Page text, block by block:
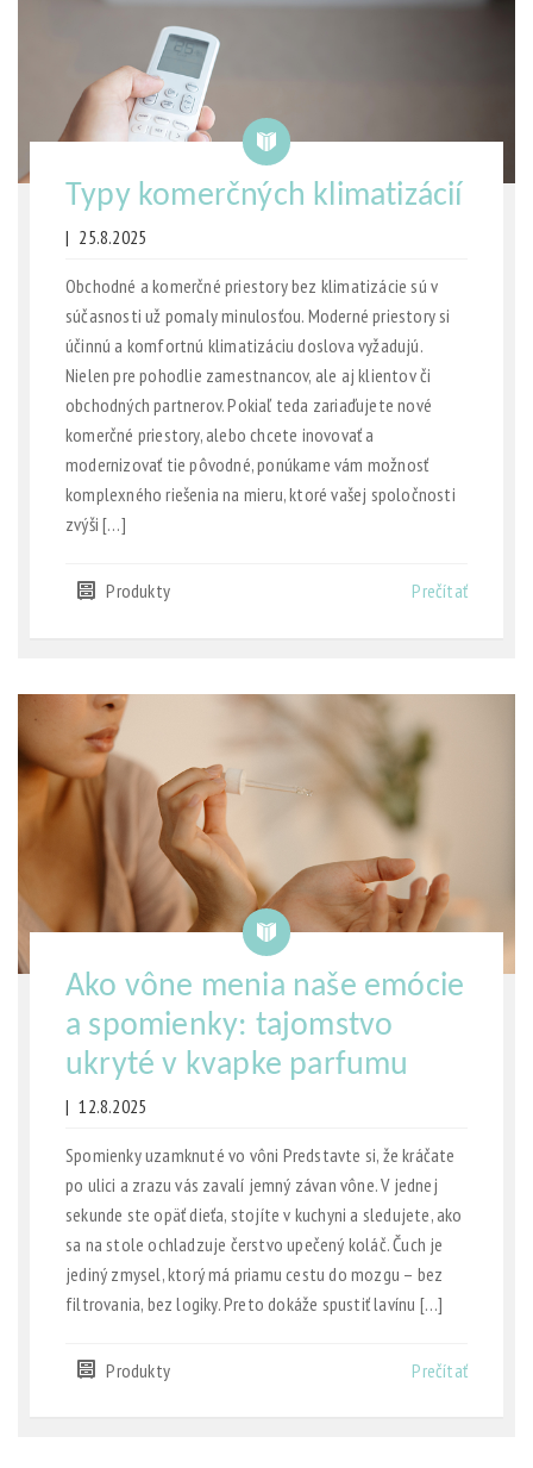
Typy komerčných klimatizácií
| 25.8.2025
Obchodné a komerčné priestory bez klimatizácie sú v
súčasnosti už pomaly minulosťou. Moderné priestory si
účinnú a komfortnú klimatizáciu doslova vyžadujú.
Nielen pre pohodlie zamestnancov, ale aj klientov či
obchodných partnerov. Pokiaľ teda zariaďujete nové
komerčné priestory, alebo chcete inovovať a
modernizovať tie pôvodné, ponúkame vám možnosť
komplexného riešenia na mieru, ktoré vašej spoločnosti
zvýši […]
Produkty Prečítať
Ako vône menia naše emócie
a spomienky: tajomstvo
ukryté v kvapke parfumu
| 12.8.2025
Spomienky uzamknuté vo vôni Predstavte si, že kráčate
po ulici a zrazu vás zavalí jemný závan vône. V jednej
sekunde ste opäť dieťa, stojíte v kuchyni a sledujete, ako
sa na stole ochladzuje čerstvo upečený koláč. Čuch je
jediný zmysel, ktorý má priamu cestu do mozgu – bez
filtrovania, bez logiky. Preto dokáže spustiť lavínu […]
Produkty Prečítať